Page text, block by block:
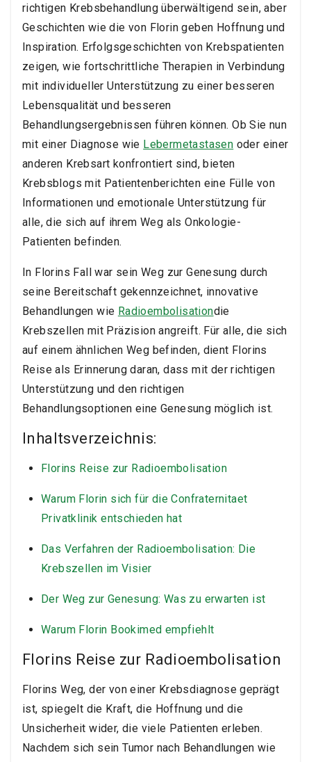
richtigen Krebsbehandlung überwältigend sein, aber
Geschichten wie die von Florin geben Hoffnung und
Inspiration. Erfolgsgeschichten von Krebspatienten
zeigen, wie fortschrittliche Therapien in Verbindung
mit individueller Unterstützung zu einer besseren
Lebensqualität und besseren
Behandlungsergebnissen führen können. Ob Sie nun
mit einer Diagnose wie Lebermetastasen oder einer
anderen Krebsart konfrontiert sind, bieten
Krebsblogs mit Patientenberichten eine Fülle von
Informationen und emotionale Unterstützung für
alle, die sich auf ihrem Weg als Onkologie-
Patienten befinden.
In Florins Fall war sein Weg zur Genesung durch
seine Bereitschaft gekennzeichnet, innovative
Behandlungen wie Radioembolisationdie
Krebszellen mit Präzision angreift. Für alle, die sich
auf einem ähnlichen Weg befinden, dient Florins
Reise als Erinnerung daran, dass mit der richtigen
Unterstützung und den richtigen
Behandlungsoptionen eine Genesung möglich ist.
Inhaltsverzeichnis:
Florins Reise zur Radioembolisation
Warum Florin sich für die Confraternitaet
Privatklinik entschieden hat
Das Verfahren der Radioembolisation: Die
Krebszellen im Visier
Der Weg zur Genesung: Was zu erwarten ist
Warum Florin Bookimed empfiehlt
Florins Reise zur Radioembolisation
Florins Weg, der von einer Krebsdiagnose geprägt
ist, spiegelt die Kraft, die Hoffnung und die
Unsicherheit wider, die viele Patienten erleben.
Nachdem sich sein Tumor nach Behandlungen wie